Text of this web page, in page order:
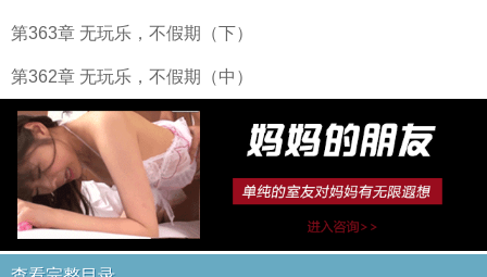
第363章 无玩乐，不假期（下）
第362章 无玩乐，不假期（中）